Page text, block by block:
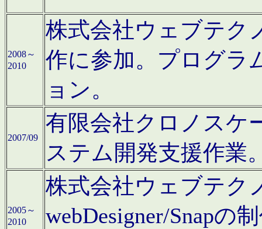
2008～
2010
株式会社ウェブテク
作に参加。プログラ
ョン。
2007/09
有限会社クロノスケ
ステム開発支援作業
2005～
2010
株式会社ウェブテク
webDesigner/Snapの